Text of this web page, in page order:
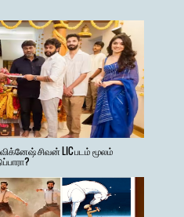
சிவன் LIC படம் மூலம்